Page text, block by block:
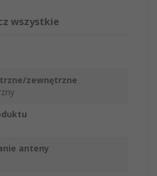
wszystkie
zewnętrzne
anteny